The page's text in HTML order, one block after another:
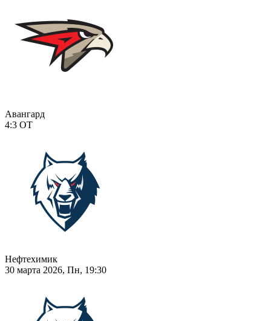
Авангард
4:3 ОТ
Нефтехимик
30 марта 2026, Пн, 19:30